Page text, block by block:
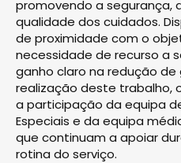
promovendo a segurança,
qualidade dos cuidados.
de proximidade com o
necessidade de recurso a
ganho claro na redução de
realização deste trabalho,
a participação da equipa
Especiais e da equipa
que continuam a apoiar
rotina do serviço.